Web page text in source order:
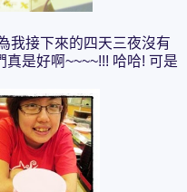
我接下來的四天三夜沒有
是好啊~~~~!!! 哈哈! 可是